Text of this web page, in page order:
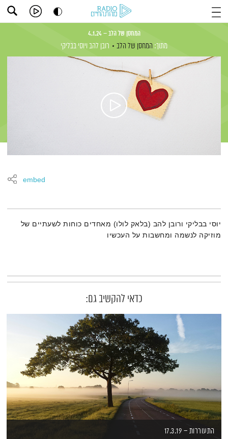
המחסן של הלב – 4.1.24
מתוך: המחסן של הלב רובן להב ויוסי בבליקי
embed
תמצית הפודקאסט
יוסי בבליקי ורובן להב (בלאק לולו) מאחדים כוחות לשעתיים של
מוזיקה לנשמה ומחשבות על העכשיו
כדאי להקשיב גם:
התעוררות – 17.3.19